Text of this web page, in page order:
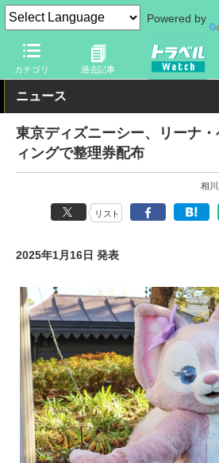
Powered by
カテゴリ 過去記事
トラベル Watch 旅の情報 観光地
ニュース
東京ディズニーシー、リーナ
ィングで整理券配布
相
リスト
2025年1月16日 発表